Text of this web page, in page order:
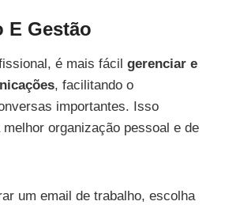
E Gestão
é mais fácil gerenciar e
, facilitando o
importantes. Isso
organização pessoal e de
um email de trabalho, escolha